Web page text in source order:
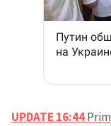
UPDATE 16:44